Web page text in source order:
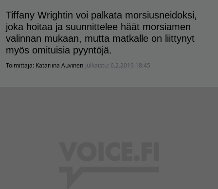
Tiffany Wrightin voi palkata morsiusneidoksi,
joka hoitaa ja suunnittelee häät morsiamen
valinnan mukaan, mutta matkalle on liittynyt
myös omituisia pyyntöjä.
Toimittaja: Katariina Auvinen Julkaistu: 6.2.2019 18:45